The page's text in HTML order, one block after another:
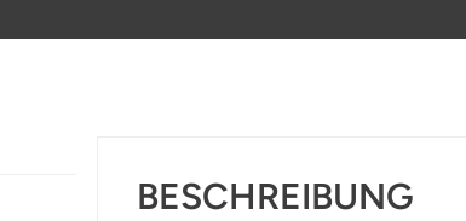
BESCHREIBUNG